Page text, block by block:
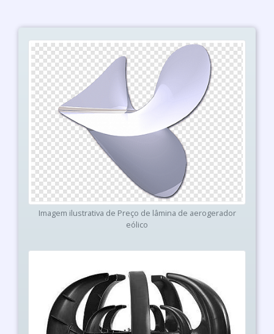
Imagem ilustrativa de Preço de lâmina de aerogerador
eólico